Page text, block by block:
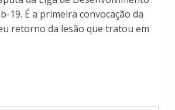
19. É a primeira convocação da
retorno da lesão que tratou em